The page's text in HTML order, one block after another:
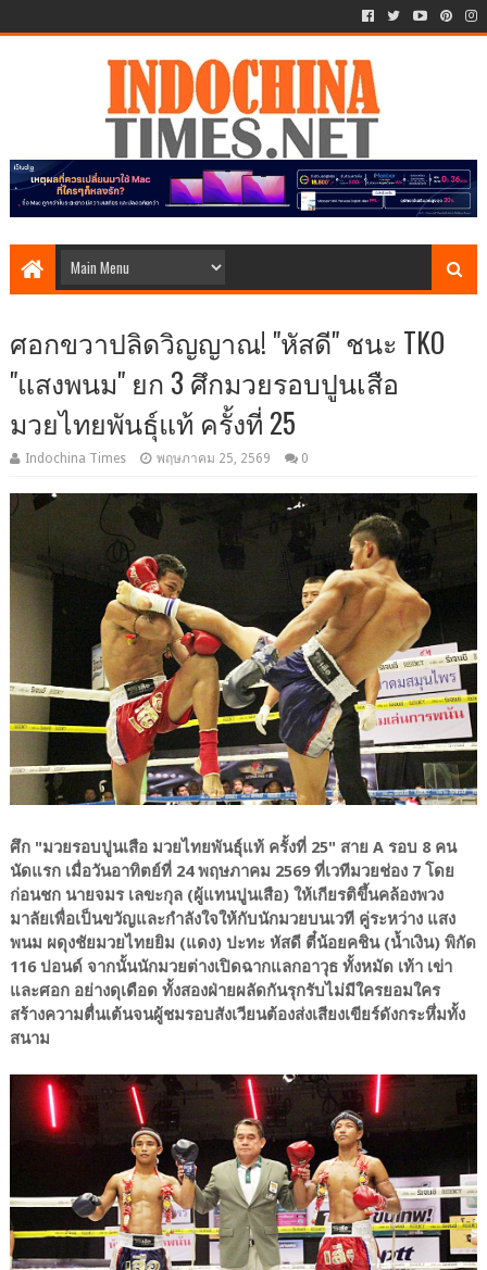
ศอกขวาปลิดวิญญาณ! "หัสดี" ชนะ TKO
"แสงพนม" ยก 3 ศึกมวยรอบปูนเสือ
มวยไทยพันธุ์แท้ ครั้งที่ 25
Indochina Times พฤษภาคม 25, 2569 0
ศึก "มวยรอบปูนเสือ มวยไทยพันธุ์แท้ ครั้งที่ 25" สาย A รอบ 8 คน
นัดแรก เมื่อวันอาทิตย์ที่ 24 พฤษภาคม 2569 ที่เวทีมวยช่อง 7 โดย
ก่อนชก นายจมร เลขะกุล (ผู้แทนปูนเสือ) ให้เกียรติขึ้นคล้องพวง
มาลัยเพื่อเป็นขวัญและกำลังใจให้กับนักมวยบนเวที คู่ระหว่าง แสง
พนม ผดุงชัยมวยไทยยิม (แดง) ปะทะ หัสดี ตี๋น้อยคชิน (น้ำเงิน) พิกัด
116 ปอนด์ จากนั้นนักมวยต่างเปิดฉากแลกอาวุธ ทั้งหมัด เท้า เข่า
และศอก อย่างดุเดือด ทั้งสองฝ่ายผลัดกันรุกรับไม่มีใครยอมใคร
สร้างความตื่นเต้นจนผู้ชมรอบสังเวียนต้องส่งเสียงเขียร์ดังกระหึ่มทั้ง
สนาม